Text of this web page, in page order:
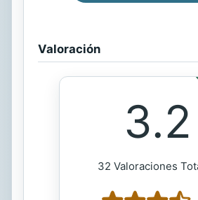
Valoración
3.2
32 Valoraciones